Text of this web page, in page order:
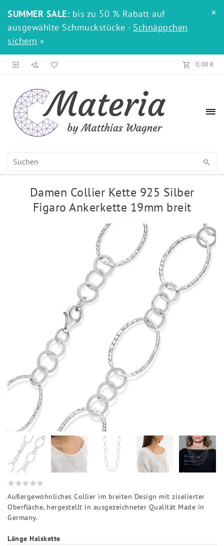
SUMMER SALE: bis zu 50 % Rabatt auf
ausgewählte Schmuckstücke - Schnäppchen
sichern »
×
0,00 €
Damen Collier Kette 925 Silber
Figaro Ankerkette 19mm breit
Außergewöhnliches Collier im breiten Design mit ziselierter
Oberfläche, hergestellt in ausgezeichneter Qualität Made in
Germany.
Länge Halskette